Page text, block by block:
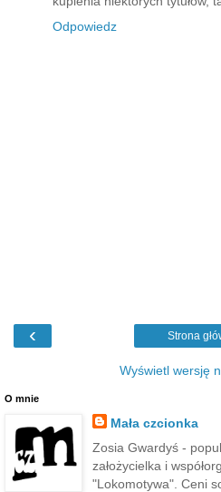
Odpowiedz
‹ Strona
Wyświetl wersję
O mnie
Mała czcionka
Zosia Gwardyś -
założycielka i
"Lokomotywa". Ceni